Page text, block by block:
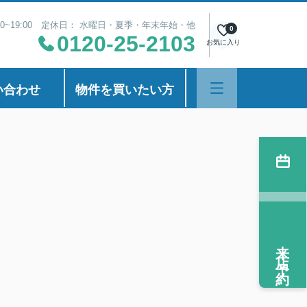
定休日： 水曜日・夏季・年末年始・他
0120-25-2103 お気に入り
0
合わせ 物件を買いたい方
来店予約